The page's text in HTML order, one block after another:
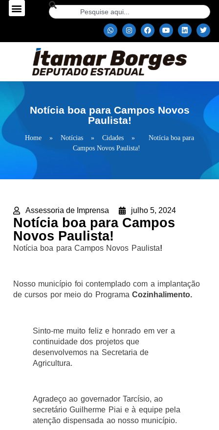
Notícia boa para Campos Novos
Paulista!
Home » Notícias » Cidades »
Notícia boa para
Campos Novos Paulista!
Assessoria de Imprensa julho 5, 2024
Notícia boa para Campos
Novos Paulista!
Notícia boa para Campos Novos Paulista!
Nosso município foi contemplado com a implantação
de cursos por meio do ProgramaCozinhalimento.
Sinto-me muito feliz e honrado em ver a
continuidade dos projetos que
desenvolvemos na Secretaria de
Agricultura.
Agradeço ao governador Tarcísio, ao
secretário Guilherme Piai e à equipe pela
atenção dispensada ao nosso município.